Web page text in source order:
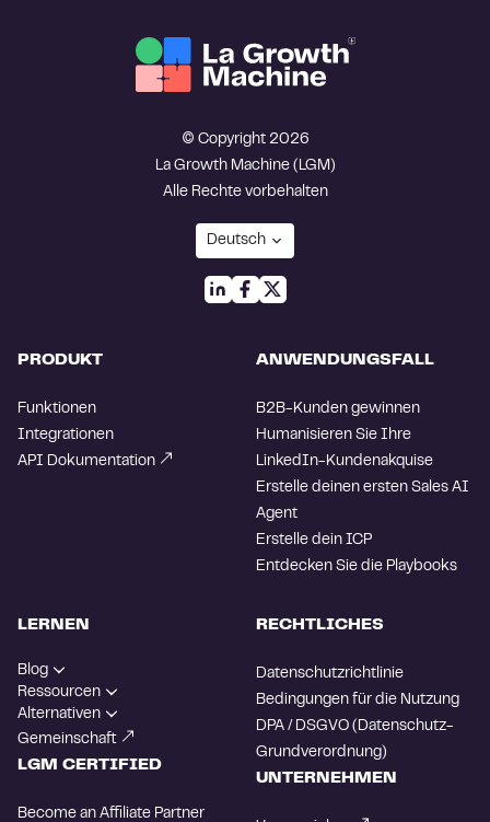
© Copyright 2026
La Growth Machine (LGM)
Alle Rechte vorbehalten
PRODUKT
Funktionen
Integrationen
API Dokumentation
ANWENDUNGSFALL
B2B-Kunden gewinnen
Humanisieren Sie Ihre
LinkedIn-Kundenakquise
Erstelle deinen ersten Sales AI
Agent
Erstelle dein ICP
Entdecken Sie die Playbooks
LERNEN
Blog
Ressourcen
Alternativen
Gemeinschaft
LGM CERTIFIED
Become an Affiliate Partner
RECHTLICHES
Datenschutzrichtlinie
Bedingungen für die Nutzung
DPA / DSGVO (Datenschutz-
Grundverordnung)
UNTERNEHMEN